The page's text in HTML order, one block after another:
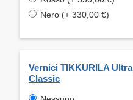
Nero (+ 330,00 €)
Vernici TIKKURILA Ultra
Classic